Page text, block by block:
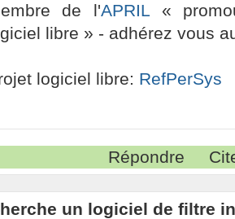
de l'APRIL «
libre » - adhérez vous
logiciel libre: RefPerSys
Répondre
un logiciel de filtre